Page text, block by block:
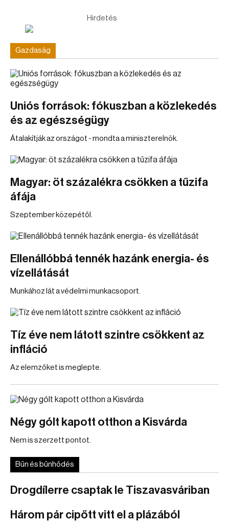
Hirdetés
Gazdaság
Uniós források: fókuszban a közlekedés
és az egészségügy
Átalakítják az országot - mondta a miniszterelnök.
Magyar: öt százalékra csökken a tűzifa
áfája
Szeptember közepétől.
Ellenállóbbá tennék hazánk energia- és
vízellátását
Munkához lát a védelmi munkacsoport.
Tíz éve nem látott szintre csökkent az
infláció
Az elemzőket is meglepte.
Négy gólt kapott otthon a Kisvárda
Nem is szerzett pontot.
Bűn és bűnhődés
Drogdílerre csaptak le Tiszavasváriban
Három pár cipőtt vitt el a plázából